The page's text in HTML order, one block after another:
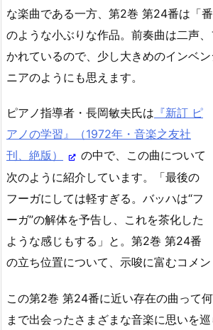
な楽曲である一方、第2巻 第24番は「番
のような小ぶりな作品。前奏曲は二声
かれているので、少し大きめのインベ
ニアのようにも思えます。
ピアノ指導者・長岡敏夫氏は 『新訂 ピ
アノの学習』（1972年・音楽之友社
刊、絶版）
の中で、この曲について
次のように紹介しています。「最後の
フーガにしては軽すぎる。バッハは“フ
ーガ”の解体を予告し、これを茶化した
ような感じもする」と。第2巻 第24番
の立ち位置について、示唆に富むコメン
この第2巻 第24番に近い存在の曲って
まで出会ったさまざまな音楽に思いを